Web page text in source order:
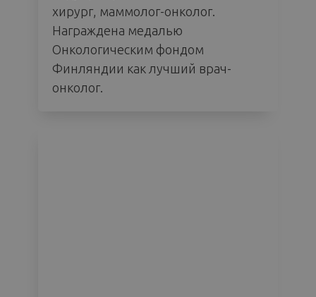
хирург, маммолог-онколог.
Награждена медалью
Онкологическим фондом
Финляндии как лучший врач-
онколог.